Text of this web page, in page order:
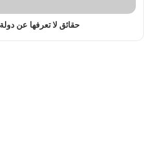
حقائق لا تعرفها عن